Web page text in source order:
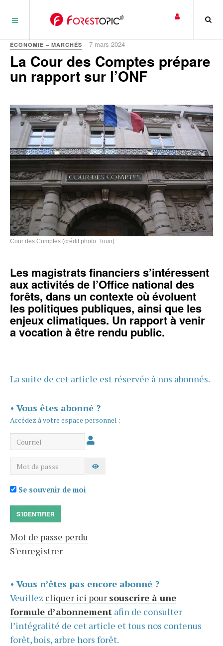
ÉCONOMIE – MARCHÉS 7 mars 2024
La Cour des Comptes prépare
un rapport sur l’ONF
Cour des Comptes (crédit photo: Toun)
Les magistrats financiers s’intéressent
aux activités de l’Office national des
forêts, dans un contexte où évoluent
les politiques publiques, ainsi que les
enjeux climatiques. Un rapport à venir
a vocation à être rendu public.
La suite de cet article est réservée à nos abonnés.
• Vous êtes abonné ?
Accédez à votre espace personnel :
Courriel
Mot de passe AFFICHER LE MOT DE PASSE
Se souvenir de moi
S'IDENTIFIER
Mot de passe perdu
S'enregistrer
• Vous n’êtes pas encore abonné ?
Veuillez cliquer ici pour souscrire à une
formule d’abonnement afin de consulter
l’intégralité de cet article et tous nos contenus
forêt, bois, arbre hors forêt.